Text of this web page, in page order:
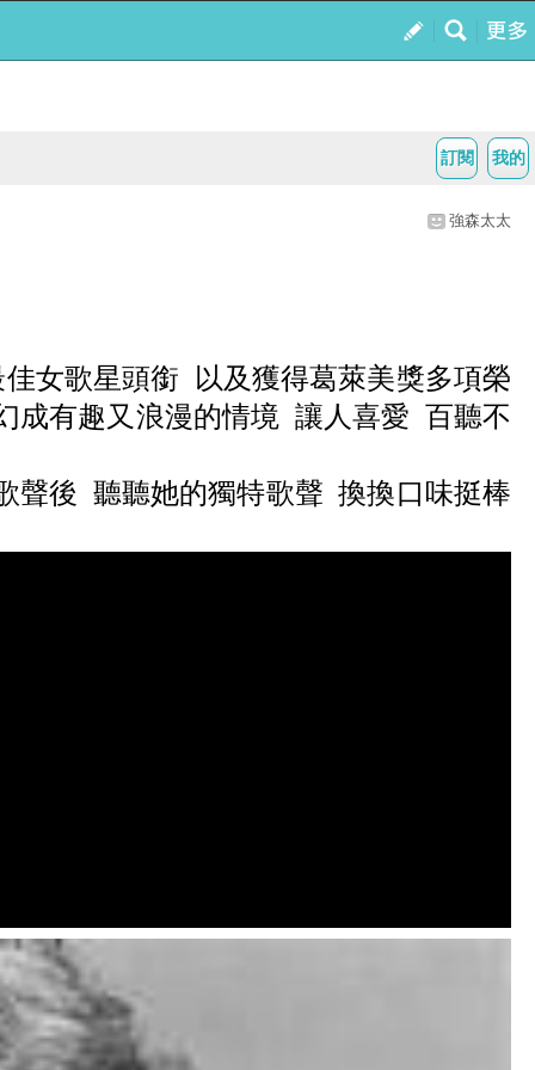
我的
訂閱
強森太太
女歌星頭銜 以及獲得葛萊美獎多項榮
成有趣又浪漫的情境 讓人喜愛 百聽不
聲後 聽聽她的獨特歌聲 換換口味挺棒